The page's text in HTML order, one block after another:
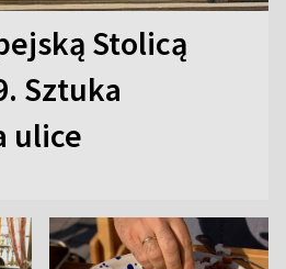
Stolicą
Sztuka
ulice